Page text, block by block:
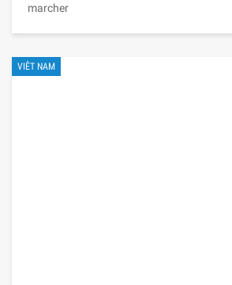
marcher
VIÊT NAM